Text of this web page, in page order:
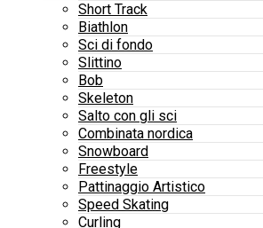
Short Track
Biathlon
Sci di fondo
Slittino
Bob
Skeleton
Salto con gli sci
Combinata nordica
Snowboard
Freestyle
Pattinaggio Artistico
Speed Skating
Curling